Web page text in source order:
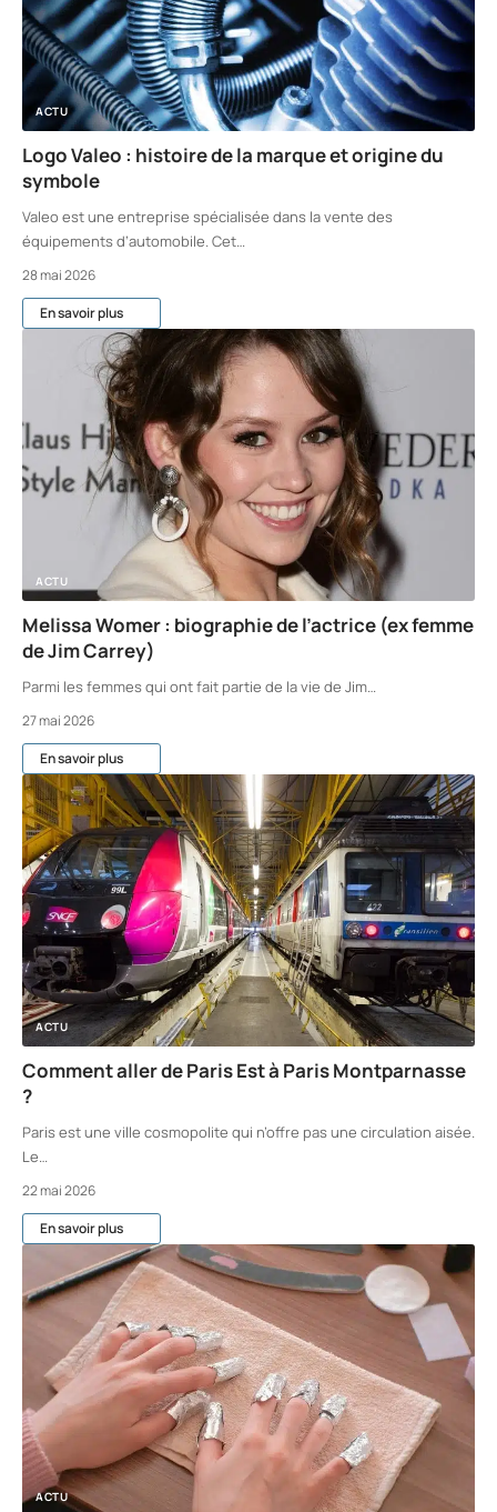
ACTU
Logo Valeo : histoire de la marque et origine du
symbole
Valeo est une entreprise spécialisée dans la vente des
équipements d’automobile. Cet
28 mai 2026
En savoir plus
ACTU
Melissa Womer : biographie de l’actrice (ex femme
de Jim Carrey)
Parmi les femmes qui ont fait partie de la vie de Jim…
27 mai 2026
En savoir plus
ACTU
Comment aller de Paris Est à Paris Montparnasse
?
Paris est une ville cosmopolite qui n’offre pas une circulation aisée.
Le…
22 mai 2026
En savoir plus
ACTU